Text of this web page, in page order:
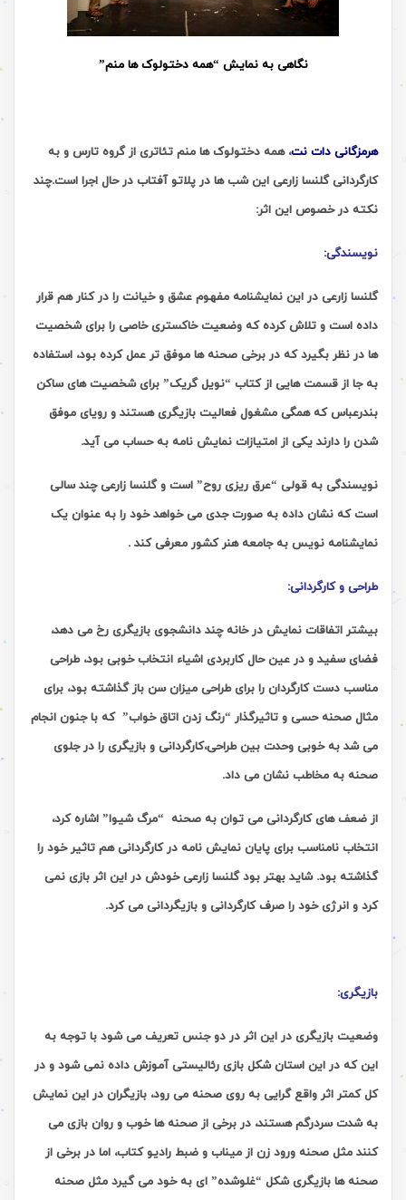
نگاهی به نمایش “همه دختولوک ها منم”
هرمزگانی دات نت، همه دختولوک ها منم تئاتری از گروه تارس و به
کارگردانی گلنسا زارعی این شب ها در پلاتو آفتاب در حال اجرا است.چند
نکته در خصوص این اثر:
نویسندگی:
گلنسا زارعی در این نمایشنامه مفهوم عشق و خیانت را در کنار هم قرار
داده است و تلاش کرده که وضعیت خاکستری خاصی را برای شخصیت
ها در نظر بگیرد که در برخی صحنه ها موفق تر عمل کرده بود، استفاده
به جا از قسمت هایی از کتاب “نویل گریک” برای شخصیت های ساکن
بندرعباس که همگی مشغول فعالیت بازیگری هستند و رویای موفق
شدن را دارند یکی از امتیازات نمایش نامه به حساب می آید.
نویسندگی به قولی “عرق ریزی روح” است و گلنسا زارعی چند سالی
است که نشان داده به صورت جدی می خواهد خود را به عنوان یک
نمایشنامه نویس به جامعه هنر کشور معرفی کند .
طراحی و کارگردانی:
بیشتر اتفاقات نمایش در خانه چند دانشجوی بازیگری رخ می دهد،
فضای سفید و در عین حال کاربردی اشیاء انتخاب خوبی بود، طراحی
مناسب دست کارگردان را برای طراحی میزان سن باز گذاشته بود، برای
مثال صحنه حسی و تاثیرگذار “رنگ زدن اتاق خواب” که با جنون انجام
می شد به خوبی وحدت بین طراحی،کارگردانی و بازیگری را در جلوی
صحنه به مخاطب نشان می داد.
از ضعف های کارگردانی می توان به صحنه “مرگ شیوا” اشاره کرد،
انتخاب نامناسب برای پایان نمایش نامه در کارگردانی هم تاثیر خود را
گذاشته بود. شاید بهتر بود گلنسا زارعی خودش در این اثر بازی نمی
کرد و انرژی خود را صرف کارگردانی و بازیگردانی می کرد.
بازیگری:
وضعیت بازیگری در این اثر در دو جنس تعریف می شود با توجه به
این که در این استان شکل بازی رئالیستی آموزش داده نمی شود و در
کل کمتر اثر واقع گرایی به روی صحنه می رود، بازیگران در این نمایش
به شدت سردرگم هستند، در برخی از صحنه ها خوب و روان بازی می
کنند مثل صحنه ورود زن از میناب و ضبط رادیو کتاب، اما در برخی از
صحنه ها بازیگری شکل “غلوشده” ای به خود می گیرد مثل صحنه